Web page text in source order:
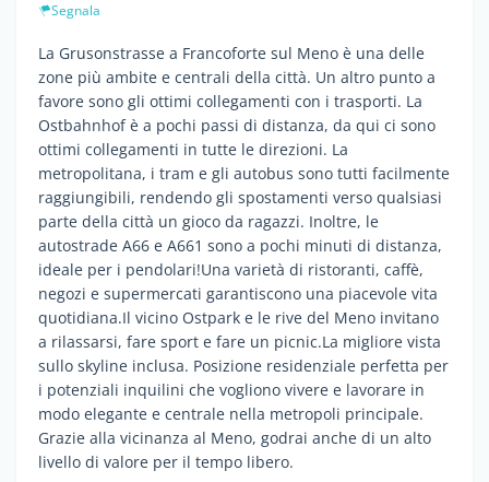
Segnala
La Grusonstrasse a Francoforte sul Meno è una delle
zone più ambite e centrali della città. Un altro punto a
favore sono gli ottimi collegamenti con i trasporti. La
Ostbahnhof è a pochi passi di distanza, da qui ci sono
ottimi collegamenti in tutte le direzioni. La
metropolitana, i tram e gli autobus sono tutti facilmente
raggiungibili, rendendo gli spostamenti verso qualsiasi
parte della città un gioco da ragazzi. Inoltre, le
autostrade A66 e A661 sono a pochi minuti di distanza,
ideale per i pendolari!Una varietà di ristoranti, caffè,
negozi e supermercati garantiscono una piacevole vita
quotidiana.Il vicino Ostpark e le rive del Meno invitano
a rilassarsi, fare sport e fare un picnic.La migliore vista
sullo skyline inclusa. Posizione residenziale perfetta per
i potenziali inquilini che vogliono vivere e lavorare in
modo elegante e centrale nella metropoli principale.
Grazie alla vicinanza al Meno, godrai anche di un alto
livello di valore per il tempo libero.